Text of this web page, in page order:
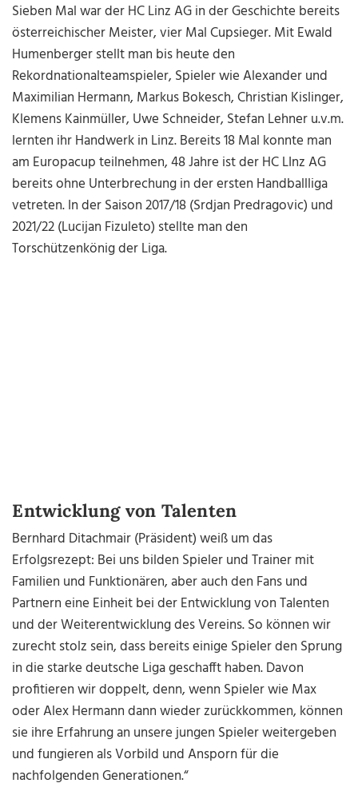
Sieben Mal war der HC Linz AG in der Geschichte bereits
österreichischer Meister, vier Mal Cupsieger. Mit Ewald
Humenberger stellt man bis heute den
Rekordnationalteamspieler, Spieler wie Alexander und
Maximilian Hermann, Markus Bokesch, Christian Kislinger,
Klemens Kainmüller, Uwe Schneider, Stefan Lehner u.v.m.
lernten ihr Handwerk in Linz. Bereits 18 Mal konnte man
am Europacup teilnehmen, 48 Jahre ist der HC LInz AG
bereits ohne Unterbrechung in der ersten Handballliga
vetreten. In der Saison 2017/18 (Srdjan Predragovic) und
2021/22 (Lucijan Fizuleto) stellte man den
Torschützenkönig der Liga.
Entwicklung von Talenten
Bernhard Ditachmair (Präsident) weiß um das
Erfolgsrezept: Bei uns bilden Spieler und Trainer mit
Familien und Funktionären, aber auch den Fans und
Partnern eine Einheit bei der Entwicklung von Talenten
und der Weiterentwicklung des Vereins. So können wir
zurecht stolz sein, dass bereits einige Spieler den Sprung
in die starke deutsche Liga geschafft haben. Davon
profitieren wir doppelt, denn, wenn Spieler wie Max
oder Alex Hermann dann wieder zurückkommen, können
sie ihre Erfahrung an unsere jungen Spieler weitergeben
und fungieren als Vorbild und Ansporn für die
nachfolgenden Generationen.“